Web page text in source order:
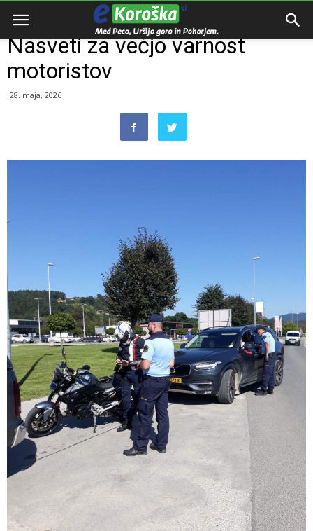
Domov
Nasveti za večjo varnost
motoristov
28. maja, 2026